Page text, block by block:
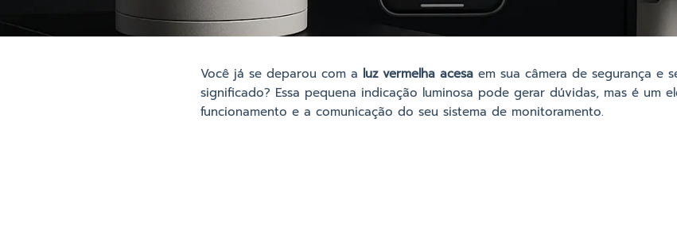
Você já se deparou com a luz vermelha acesa em sua câmera de segurança e
significado? Essa pequena indicação luminosa pode gerar dúvidas, mas é um
funcionamento e a comunicação do seu sistema de monitoramento.